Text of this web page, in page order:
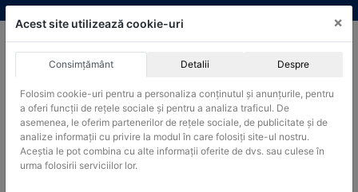
Skip
to
ACHIZITII PUBLICE
Produsele pot fi achizitionate si in sistemul SEAP / SICAP
Products
search
CAUTARE
Acest site utilizează cookie-uri ×
Consimțământ Detalii Despre
Folosim cookie-uri pentru a personaliza conținutul și anunțurile, pentru
a oferi funcții de rețele sociale și pentru a analiza traficul. De
asemenea, le oferim partenerilor de rețele sociale, de publicitate și de
analize informații cu privire la modul în care folosiți site-ul nostru.
Aceștia le pot combina cu alte informații oferite de dvs. sau culese în
urma folosirii serviciilor lor.